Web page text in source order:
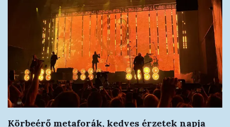
Körbeérő metaforák, kedves érzetek napja